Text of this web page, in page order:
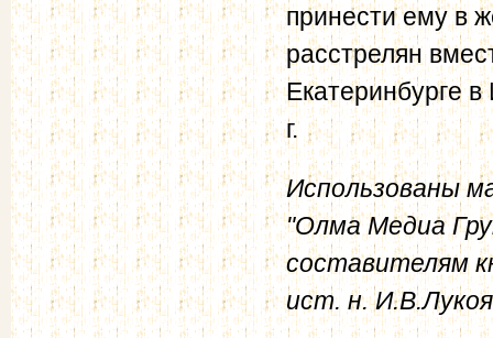
принести ему в
расстрелян
Екатеринбурге
г.
Использованы
"Олма Медиа
составителям
ист. н.